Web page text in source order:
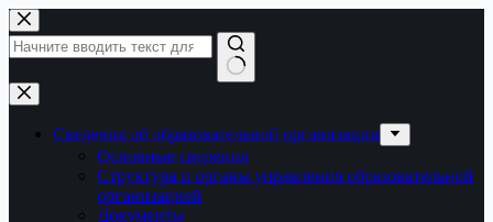
Перейти
к
сути
Ничего
не
найденоСведения об образовательной организации
Основные сведения
Структура и органы управления образовательной
организацией
Документы